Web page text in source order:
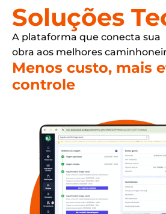
Soluções
A plataforma que conecta sua
obra aos melhores
Menos custo, mais
controle